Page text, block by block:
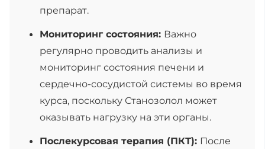
препарат.
Мониторинг состояния: Важно
регулярно проводить анализы и
мониторинг состояния печени и
сердечно-сосудистой системы во время
курса, поскольку Станозолол может
оказывать нагрузку на эти органы.
Послекурсовая терапия (ПКТ): После